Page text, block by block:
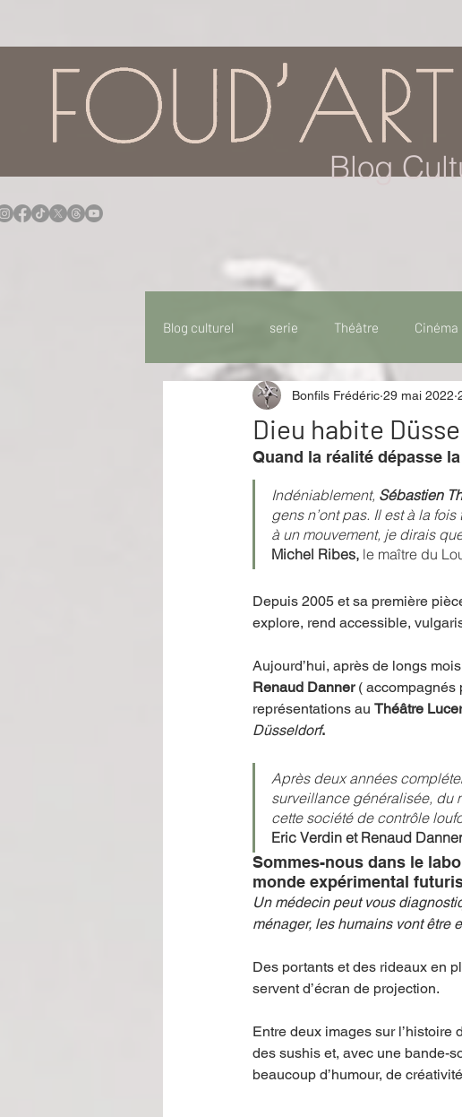
Blog
Blog culturel serie Théâtre Cinéma
Idées Sorties Idée de voyage
Récompense
Validé par Romane. Spécial
Offre spéciale Annuaire Théâtre - Musée
Dieu habite
Bonfils Frédéric 29 mai 2022
Quand la réalité dépasse
Indéniablement, Sébastien
gens n’ont pas. Il est à la
à un mouvement, je dirais
Michel Ribes, le maître du
Depuis 2005 et sa première
explore, rend accessible,
Aujourd’hui, après de longs
Renaud Danner ( accompagnés
représentations au Théâtre
Düsseldorf.
Après deux années
surveillance généralisée, du
cette société de contrôle
Eric Verdin et Renaud Danner
Sommes-nous dans le
monde expérimental
Un médecin peut vous
ménager, les humains vont être
Des portants et des rideaux en
servent d’écran de projection.
Entre deux images sur l’histoire
des sushis et, avec une bande-
beaucoup d’humour, de